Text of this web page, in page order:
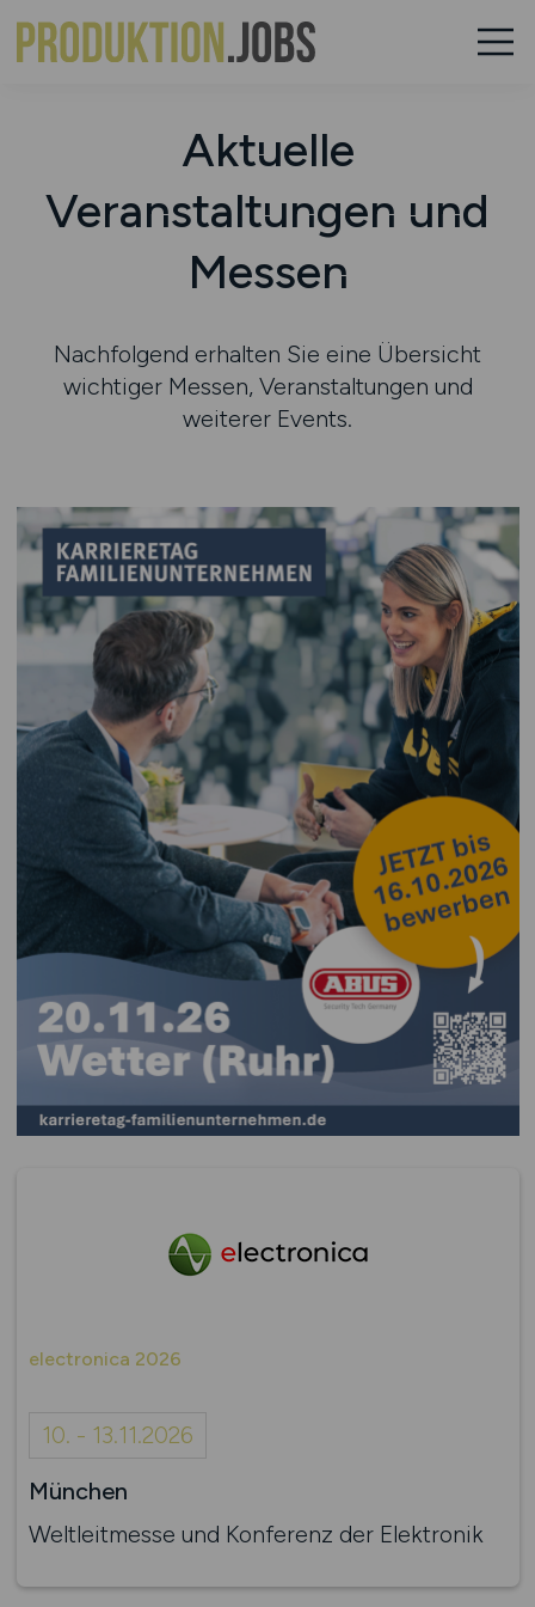
Aktuelle
Veranstaltungen und
Messen
Nachfolgend erhalten Sie eine Übersicht
wichtiger Messen, Veranstaltungen und
weiterer Events.
electronica 2026
10. - 13.11.2026
München
Weltleitmesse und Konferenz der Elektronik